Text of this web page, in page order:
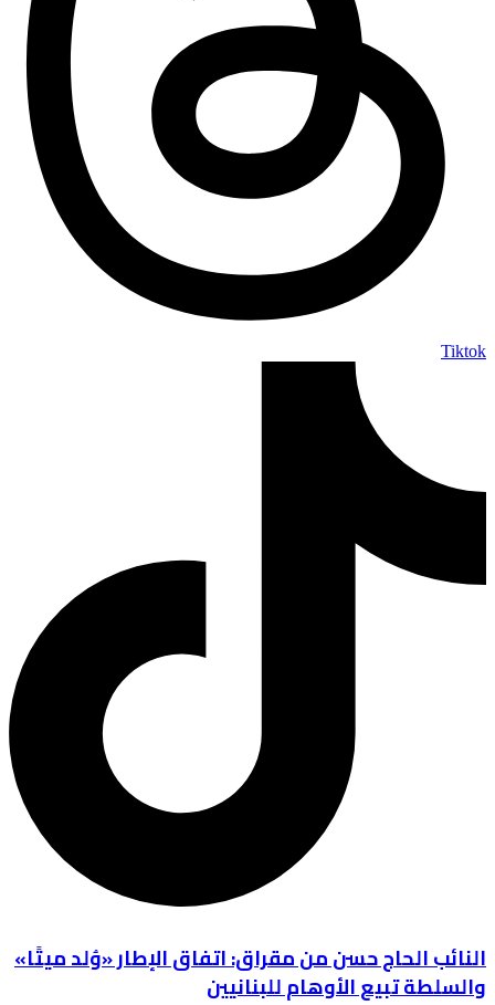
Tiktok
النائب الحاج حسن من مقراق: اتفاق الإطار «وُلد ميتًا»
والسلطة تبيع الأوهام للبنانيين